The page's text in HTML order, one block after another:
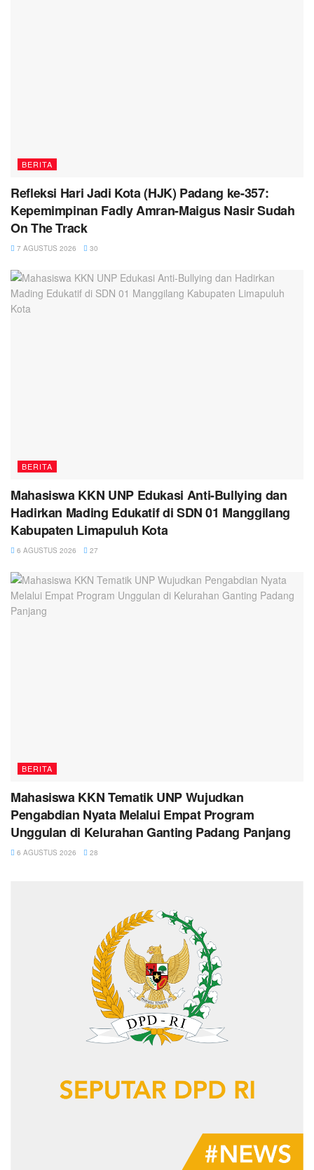
BERITA
Refleksi Hari Jadi Kota (HJK) Padang ke-357:
Kepemimpinan Fadly Amran-Maigus Nasir Sudah
On The Track
7 AGUSTUS 2026 30
BERITA
Mahasiswa KKN UNP Edukasi Anti-Bullying dan
Hadirkan Mading Edukatif di SDN 01 Manggilang
Kabupaten Limapuluh Kota
6 AGUSTUS 2026 27
BERITA
Mahasiswa KKN Tematik UNP Wujudkan
Pengabdian Nyata Melalui Empat Program
Unggulan di Kelurahan Ganting Padang Panjang
6 AGUSTUS 2026 28